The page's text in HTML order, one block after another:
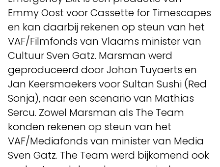
Emmy Oost voor Cassette for Timescapes
en kan daarbij rekenen op steun van het
VAF/Filmfonds van Vlaams minister van
Cultuur Sven Gatz. Marsman werd
geproduceerd door Johan Tuyaerts en
Jan Keersmaekers voor Sultan Sushi (Red
Sonja), naar een scenario van Mathias
Sercu. Zowel Marsman als The Team
konden rekenen op steun van het
VAF/Mediafonds van minister van Media
Sven Gatz. The Team werd bijkomend ook